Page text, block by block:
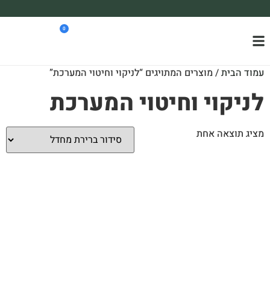
0
עמוד הבית/ מוצרים המתויגים “לניקוי וחיטוי המערכת”
לניקוי וחיטוי המערכת
מציג תוצאה אחת